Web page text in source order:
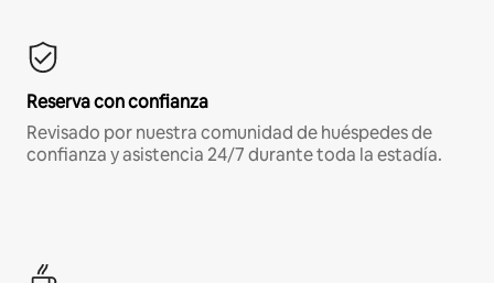
Reserva con confianza
Revisado por nuestra comunidad de huéspedes de
confianza y asistencia 24/7 durante toda la estadía.